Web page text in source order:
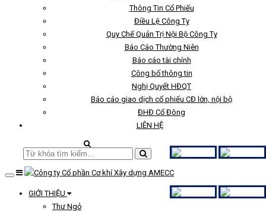
Thông Tin Cổ Phiếu
Điều Lệ Công Ty
Quy Chế Quản Trị Nội Bộ Công Ty
Báo Cáo Thường Niên
Báo cáo tài chính
Công bố thông tin
Nghị Quyết HĐQT
Báo cáo giao dịch cổ phiếu CĐ lớn, nội bộ
ĐHĐ Cổ Đông
LIÊN HỆ
GIỚI THIỆU
Thư Ngỏ